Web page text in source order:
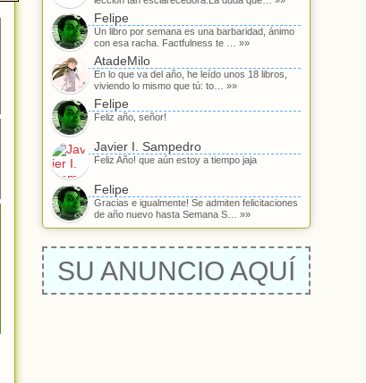
Felipe
Un libro por semana es una barbaridad, ánimo
con esa racha. Factfulness te … »»
AtadeMilo
En lo que va del año, he leído unos 18 libros,
viviendo lo mismo que tú: to… »»
Felipe
Feliz año, señor!
Javier I. Sampedro
Feliz Año! que aún estoy a tiempo jaja
Felipe
Gracias e igualmente! Se admiten felicitaciones
de año nuevo hasta Semana S… »»
SU ANUNCIO AQUÍ